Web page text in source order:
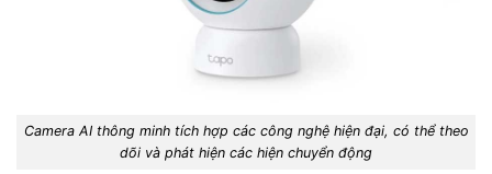
Camera AI thông minh tích hợp các công nghệ hiện đại, có thể theo
dõi và phát hiện các hiện chuyển động